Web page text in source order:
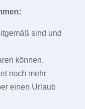
sind und
können.
noch mehr
einen Urlaub